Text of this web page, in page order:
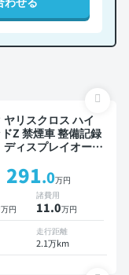
ヤリスクロス ハイ
Z 禁煙車 整備記録
ディスプレイオーデ
ポットモニター オ
ーズ スマートキー
バックドア バッ
ー 全方位カメラ
レコーダー 衝突軽
291.0万円
万円
諸費用
11.0万円
走行距離
2.1万km